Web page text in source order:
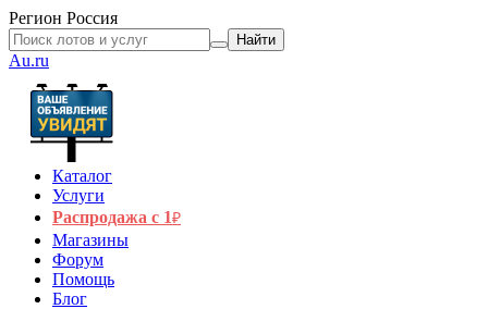
Регион Россия
Найти
Au.ru
Каталог
Услуги
Распродажа с 1₽
Магазины
Форум
Помощь
Блог